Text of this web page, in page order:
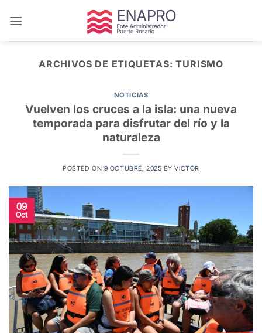
ARCHIVOS DE ETIQUETAS:TURISMO
NOTICIAS
Vuelven los cruces a la isla: una nueva
temporada para disfrutar del río y la
naturaleza
POSTED ON 9 OCTUBRE, 2025 BYVICTOR
09
Oct